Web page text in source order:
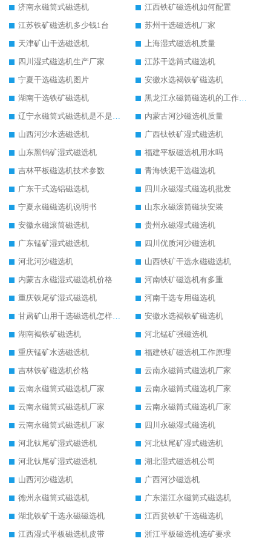
济南永磁筒式磁选机
江西铁矿磁选机如何配置
江苏铁矿磁选机多少钱1台
苏州干选磁选机厂家
天津矿山干选磁选机
上海湿式磁选机质量
四川湿式磁选机生产厂家
江苏干选筒式磁选机
宁夏干选磁选机图片
安徽水选褐铁矿磁选机
湖南干选铁矿磁选机
黑龙江永磁筒磁选机的工作原理
辽宁永磁筒式磁选机是不是强磁
内蒙古河沙磁选机质量
山西河沙水选磁选机
广西钛铁矿湿式磁选机
山东黑钨矿湿式磁选机
福建平板磁选机用水吗
吉林平板磁选机技术参数
青海铁泥干选磁选机
广东干式选铝磁选机
四川永磁湿式磁选机批发
宁夏永磁磁选机说明书
山东永磁滚筒磁块安装
安徽永磁滚筒磁选机
贵州永磁湿式磁选机
广东锰矿湿式磁选机
四川优质河沙磁选机
河北河沙磁选机
山西铁矿干选永磁磁选机
内蒙古永磁湿式磁选机价格
河南铁矿磁选机有多重
重庆铁尾矿湿式磁选机
河南干选专用磁选机
甘肃矿山用干选磁选机怎样调磁
安徽水选褐铁矿磁选机
湖南褐铁矿磁选机
河北锰矿强磁选机
重庆锰矿水选磁选机
福建铁矿磁选机工作原理
吉林铁矿磁选机价格
云南永磁筒式磁选机厂家
云南永磁筒式磁选机厂家
云南永磁筒式磁选机厂家
云南永磁筒式磁选机厂家
云南永磁筒式磁选机厂家
云南永磁筒式磁选机厂家
四川永磁湿式磁选机
河北钛尾矿湿式磁选机
河北钛尾矿湿式磁选机
河北钛尾矿湿式磁选机
湖北湿式磁选机公司
山西河沙磁选机
广西河沙磁选机
德州永磁筒式磁选机
广东湛江永磁筒式磁选机
湖北铁矿干选永磁磁选机
江西贫铁矿干选磁选机
江西湿式平板磁选机皮带
浙江平板磁选机选矿要求